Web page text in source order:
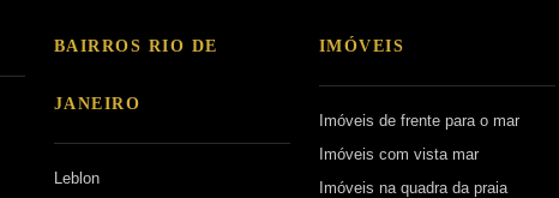
BAIRROS RIO DE
JANEIRO
Leblon
IMÓVEIS
Imóveis de frente para o mar
Imóveis com vista mar
Imóveis na quadra da praia